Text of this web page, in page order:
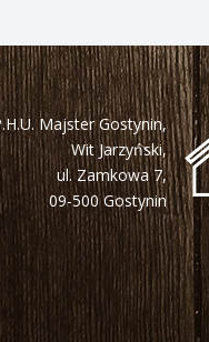
Majster Gostynin,
Wit Jarzyński,
ul. Zamkowa 7,
09-500 Gostynin